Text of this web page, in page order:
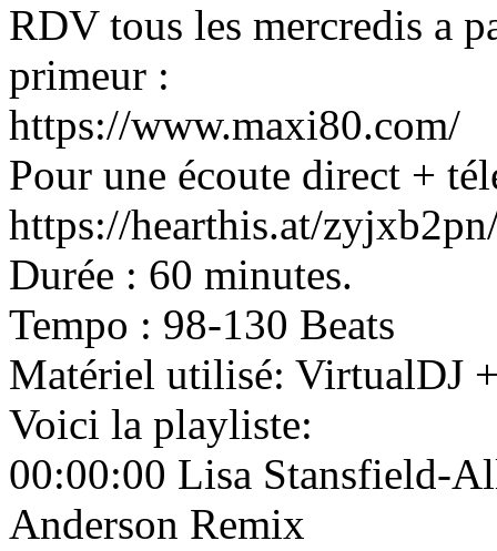
RDV tous les mercredis a
primeur :
https://www.maxi80.com/
Pour une écoute direct +
https://hearthis.at/
Durée : 60 minutes.
Tempo : 98-130 Beats
Matériel utilisé: VirtualDJ
Voici la playliste:
00:00:00 Lisa Stansfield-
Anderson Remix